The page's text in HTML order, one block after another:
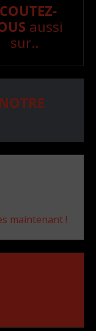
aussi
sur..
maintenant !